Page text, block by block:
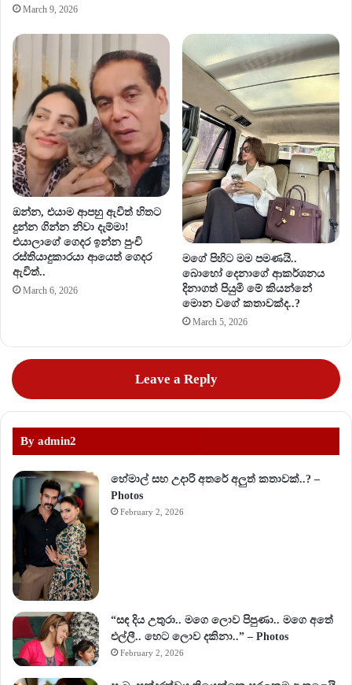
March 9, 2026
ඔන්න, එයාම ආපහු ඇවිත් හිතට
දුන්න ගින්න නිවා දැම්මා!
එයාලාගේ ගෙදර ඉන්න පුංචි
රස්තියාදුකාරයා ආයෙත් ගෙදර
ඇවිත්..
March 6, 2026
මගේ පිහිට මම පමණයි..
බොහෝ දෙනාගේ ආකර්ශනය
දිනාගත් පියුමි මේ කියන්නේ
මොන වගේ කතාවක්ද..?
March 5, 2026
Leave a Reply
By admin2
හේමාල් සහ උදාරි අතරේ අලුත් කතාවක්..? –
Photos
February 2, 2026
“සඳ දිය උතුරා.. මගෙ ලොව පිපුණා.. මගෙ අතේ
එල්ලී.. හෙට ලොව දකිනා..” – Photos
February 2, 2026